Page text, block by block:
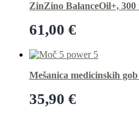
ZinZino BalanceOil+, 300
61,00 €
Mešanica medicinskih
35,90 €